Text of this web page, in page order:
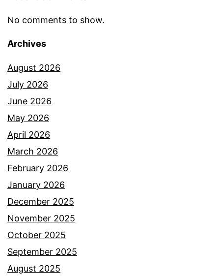
a
u
l
e
d
i
B
e
i
j
i
n
g
,
r
No comments to show.
Archives
August 2026
July 2026
June 2026
May 2026
April 2026
March 2026
February 2026
January 2026
December 2025
November 2025
October 2025
September 2025
August 2025